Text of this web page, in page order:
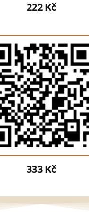
222 Kč
333 Kč